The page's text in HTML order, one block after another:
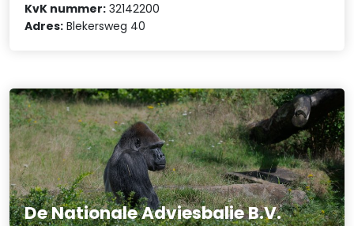
KvK nummer: 32142200
Adres: Blekersweg 40
De Nationale Adviesbalie B.V.